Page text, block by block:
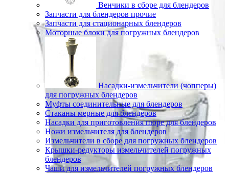
Венчики в сборе для блендеров
Запчасти для блендеров прочие
Запчасти для стационарных блендеров
Моторные блоки для погружных блендеров
Насадки-измельчители (чопперы)
для погружных блендеров
Муфты соединительные для блендеров
Стаканы мерные для блендеров
Насадки для приготовления пюре для блендеров
Ножи измельчителя для блендеров
Измельчители в сборе для погружных блендеров
Крышки-редукторы измельчителей погружных
блендеров
Чаши для измельчителей погружных блендеров